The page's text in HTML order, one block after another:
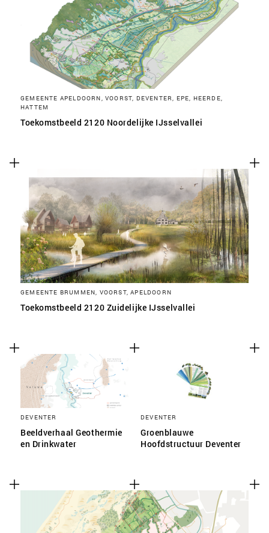
GEMEENTE APELDOORN, VOORST, DEVENTER, EPE, HEERDE,
HATTEM
Toekomstbeeld 2120 Noordelijke IJsselvallei
GEMEENTE BRUMMEN, VOORST, APELDOORN
Toekomstbeeld 2120 Zuidelijke IJsselvallei
DEVENTER
Beeldverhaal Geothermie
en Drinkwater
DEVENTER
Groenblauwe
Hoofdstructuur Deventer
SLA VOORKEUREN OP